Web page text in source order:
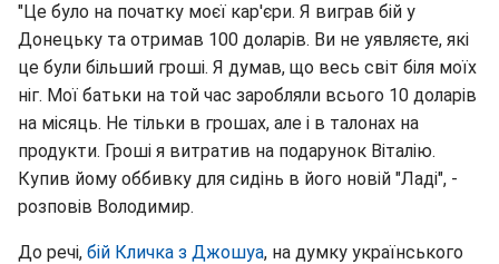
"Це було на початку моєї кар'єри. Я виграв бій у
Донецьку та отримав 100 доларів. Ви не уявляєте, які
це були більший гроші. Я думав, що весь світ біля моїх
ніг. Мої батьки на той час заробляли всього 10 доларів
на місяць. Не тільки в грошах, але і в талонах на
продукти. Гроші я витратив на подарунок Віталію.
Купив йому оббивку для сидінь в його новій "Ладі", -
розповів Володимир.
До речі, бій Кличка з Джошуа, на думку українського